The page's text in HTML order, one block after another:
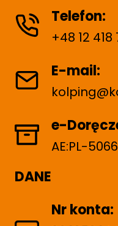
p
ó
Telefon:
+48 12 418
E-mail:
e-
AE:PL-
DANE
Nr konta: